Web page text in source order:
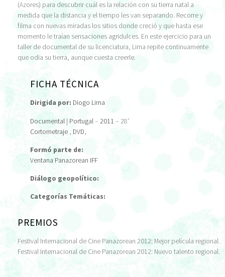
(Azores) para descubrir cuál es la relación con su tierra natal a
medida que la distancia y el tiempo les van separando. Recorre y
filma con nuevas miradas los sitios donde creció y que hasta ese
momento le traían sensaciones agridulces. En este ejercicio para un
taller de documental de su licenciatura, Lima repite continuamente
que odia su tierra, aunque cuesta creerle.
FICHA TÉCNICA
Dirigida por: Diogo Lima
Documental | Portugal– 2011 – 28'
Cortometraje , DVD,
Formó parte de:
Ventana Panazorean IFF
Diálogo geopolítico:
Categorías Temáticas:
PREMIOS
Festival Internacional de Cine Panazorean 2012: Mejor película regional.
Festival Internacional de Cine Panazorean 2012: Nuevo talento regional.